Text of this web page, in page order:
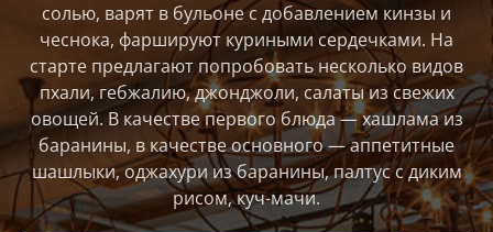
солью, варят в бульоне с добавлением кинзы и
чеснока, фаршируют куриными сердечками. На
старте предлагают попробовать несколько видов
пхали, гебжалию, джонджоли, салаты из свежих
овощей. В качестве первого блюда — хашлама из
баранины, в качестве основного — аппетитные
шашлыки, оджахури из баранины, палтус с диким
рисом, куч-мачи.